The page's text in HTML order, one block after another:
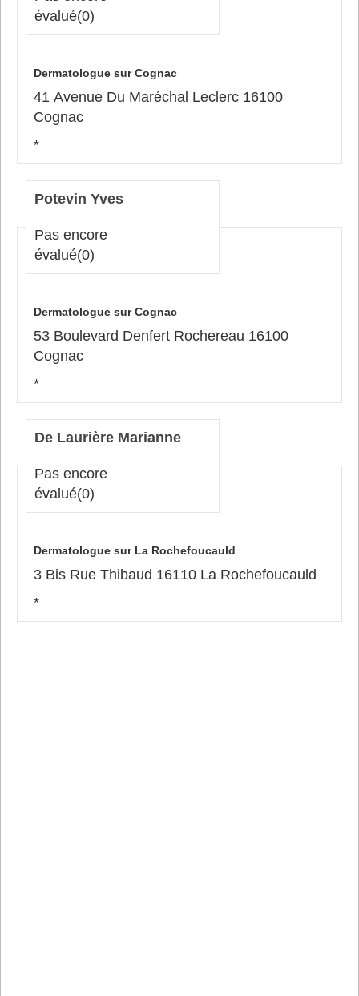
évalué(0)
Dermatologue sur Cognac
41 Avenue Du Maréchal Leclerc 16100
Cognac
*
Potevin Yves
Pas encore
évalué(0)
Dermatologue sur Cognac
53 Boulevard Denfert Rochereau 16100
Cognac
*
De Laurière Marianne
Pas encore
évalué(0)
Dermatologue sur La Rochefoucauld
3 Bis Rue Thibaud 16110 La Rochefoucauld
*